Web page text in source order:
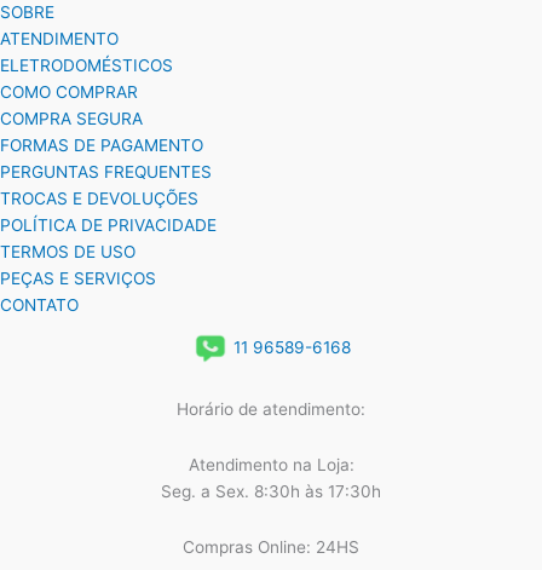
SOBRE
ATENDIMENTO
ELETRODOMÉSTICOS
COMO COMPRAR
COMPRA SEGURA
FORMAS DE PAGAMENTO
PERGUNTAS FREQUENTES
TROCAS E DEVOLUÇÕES
POLÍTICA DE PRIVACIDADE
TERMOS DE USO
PEÇAS E SERVIÇOS
CONTATO
11 96589-6168
Horário de atendimento:
Atendimento na Loja:
Seg. a Sex. 8:30h às 17:30h
Compras Online: 24HS